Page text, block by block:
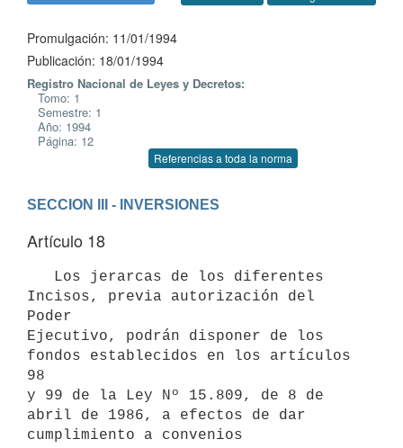
Promulgación: 11/01/1994
Publicación: 18/01/1994
Registro Nacional de Leyes y Decretos:
Tomo: 1
Semestre: 1
Año: 1994
Página: 12
Referencias a toda la norma
SECCION III - INVERSIONES
Artículo 18
Incisos, previa autorización del
Poder
Ejecutivo, podrán disponer de los
fondos establecidos en los artículos
98
y 99 de la Ley Nº 15.809, de 8 de
abril de 1986, a efectos de dar
cumplimiento a convenios